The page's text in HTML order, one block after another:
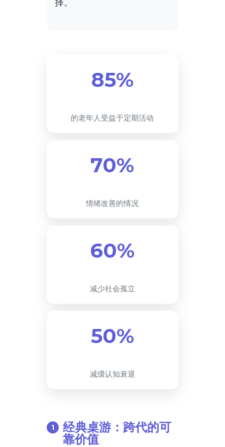
择。
85%
的老年人受益于定期活动
70%
情绪改善的情况
60%
减少社会孤立
50%
减缓认知衰退
经典桌游：跨代的可
靠价值